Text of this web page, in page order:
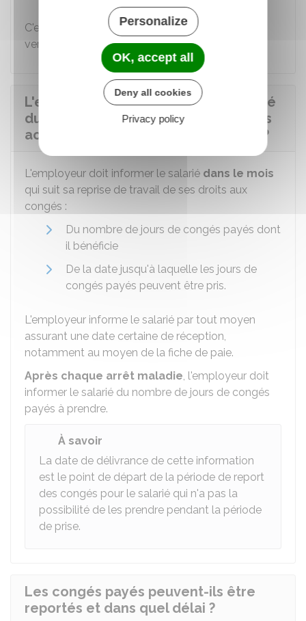
C'est le montantle plus avantageux
versé.
L'employeur doit-il informer le salarié
du nombre de jours de congés payés
acquis à son retour d'arrêt maladie ?
L'employeur doit informer le salarié dans le mois
qui suit sa reprise de travail de ses droits aux
congés :
Du nombre de jours de congés payés dont
il bénéficie
De la date jusqu'à laquelle les jours de
congés payés peuvent être pris.
L'employeur informe le salarié par tout moyen
assurant une date certaine de réception,
notamment au moyen de la fiche de paie.
Après chaque arrêt maladie, l'employeur doit
informer le salarié du nombre de jours de congés
payés à prendre.
À savoir
La date de délivrance de cette information
est le point de départ de la période de report
des congés pour le salarié qui n'a pas la
possibilité de les prendre pendant la période
de prise.
Les congés payés peuvent-ils être
reportés et dans quel délai ?
Personalize
OK, accept all
Deny all cookies
Privacy policy